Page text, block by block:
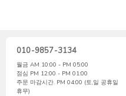
010-9857-3134
월금 AM 10:00 - PM 05:00
점심 PM 12:00 - PM 01:00
주문 마감시간. PM 04:00 (토,일 공휴일
휴무)